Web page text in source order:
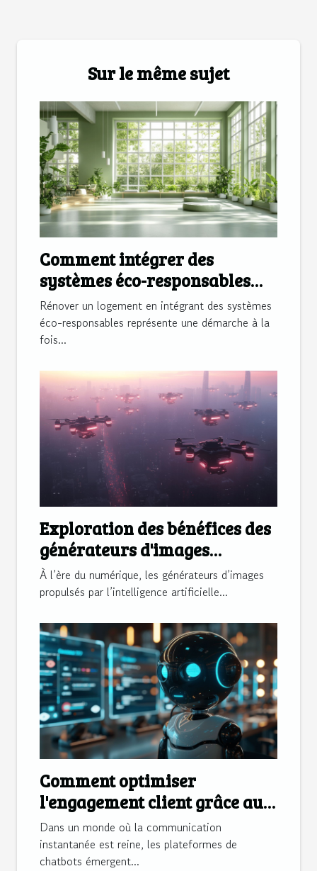
Sur le même sujet
Comment intégrer des
systèmes éco-responsables
dans votre rénovation ?
Rénover un logement en intégrant des systèmes
éco-responsables représente une démarche à la
fois...
Exploration des bénéfices des
générateurs d'images
propulsés par l'IA
À l’ère du numérique, les générateurs d’images
propulsés par l’intelligence artificielle...
Comment optimiser
l'engagement client grâce aux
plateformes de chatbots
Dans un monde où la communication
instantanée est reine, les plateformes de
chatbots émergent...